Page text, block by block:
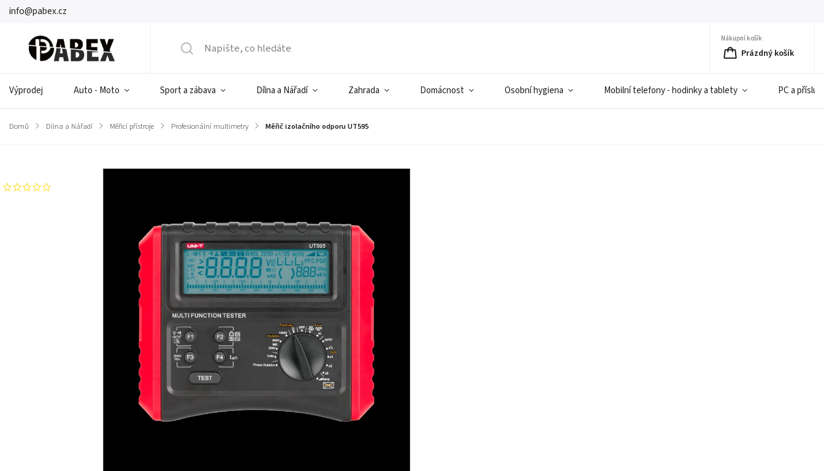
info@pabex.cz
Nákupní košík
Prázdný košík
Výprodej Auto - Moto Sport a zábava Dílna a Nářadí Zahrada Domácnost Osobní hygiena Mobilní telefony - hodinky a tablety PC a
Domů / Dílna a Nářadí / Měřicí přístroje / Profesionální multimetry / Měřič izolačního odporu UT595